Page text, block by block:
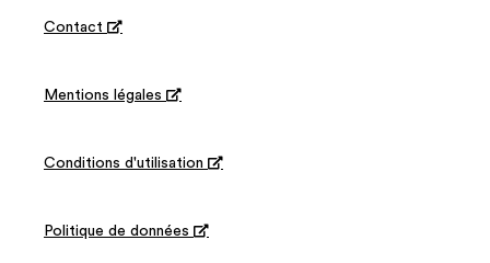
Contact 
Mentions légales 
Conditions d'utilisation 
Politique de données 